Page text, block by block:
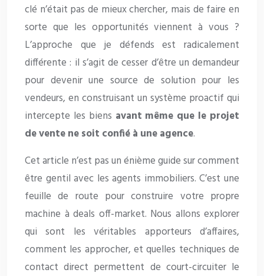
clé n’était pas de mieux chercher, mais de faire en
sorte que les opportunités viennent à vous ?
L’approche que je défends est radicalement
différente : il s’agit de cesser d’être un demandeur
pour devenir une source de solution pour les
vendeurs, en construisant un système proactif qui
intercepte les biens avant même que le projet
de vente ne soit confié à une agence.
Cet article n’est pas un énième guide sur comment
être gentil avec les agents immobiliers. C’est une
feuille de route pour construire votre propre
machine à deals off-market. Nous allons explorer
qui sont les véritables apporteurs d’affaires,
comment les approcher, et quelles techniques de
contact direct permettent de court-circuiter le